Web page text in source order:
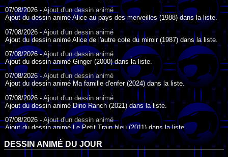
07/08/2026 - Ajout d'un dessin animé
Ajout du dessin animé Alice au pays des merveilles (1988) dans la liste.
07/08/2026 -Ajout d'un dessin animé
Ajout du dessin animé Alice de l'autre cote du miroir (1987) dans la liste.
07/08/2026 -Ajout d'un dessin animé
Ajout du dessin animé Ginger (2000) dans la liste.
07/08/2026 -Ajout d'un dessin animé
Ajout du dessin animé Ma famille d'enfer (2024) dans la liste.
07/08/2026 - Ajout d'un dessin animé
Ajout du dessin animé Dino Ranch (2021) dans la liste.
07/08/2026 - Ajout d'un dessin animé
Ajout du dessin animé Le Petit Train bleu (2011) dans la liste.
07/08/2026 -Ajout d'un dessin animé
Ajout du dessin animé Agent Spécial Oso (2009) dans la liste.
DESSIN ANIMÉ DU JOUR